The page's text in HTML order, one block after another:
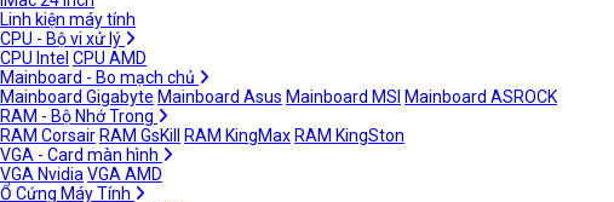
Linh kiện máy tính
CPU - Bộ vi xử lý
CPU Intel CPU AMD
Mainboard - Bo mạch chủ
Mainboard Gigabyte Mainboard Asus Mainboard MSI Mainboard ASROCK
RAM - Bộ Nhớ Trong
RAM Corsair RAM GsKill RAM KingMax RAM KingSton
VGA - Card màn hình
VGA Nvidia VGA AMD
Ổ Cứng Máy Tính